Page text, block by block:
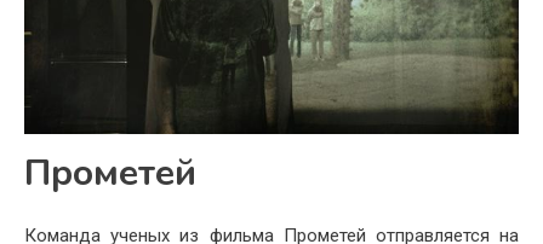
Прометей
Команда ученых из фильма Прометей отправляется на